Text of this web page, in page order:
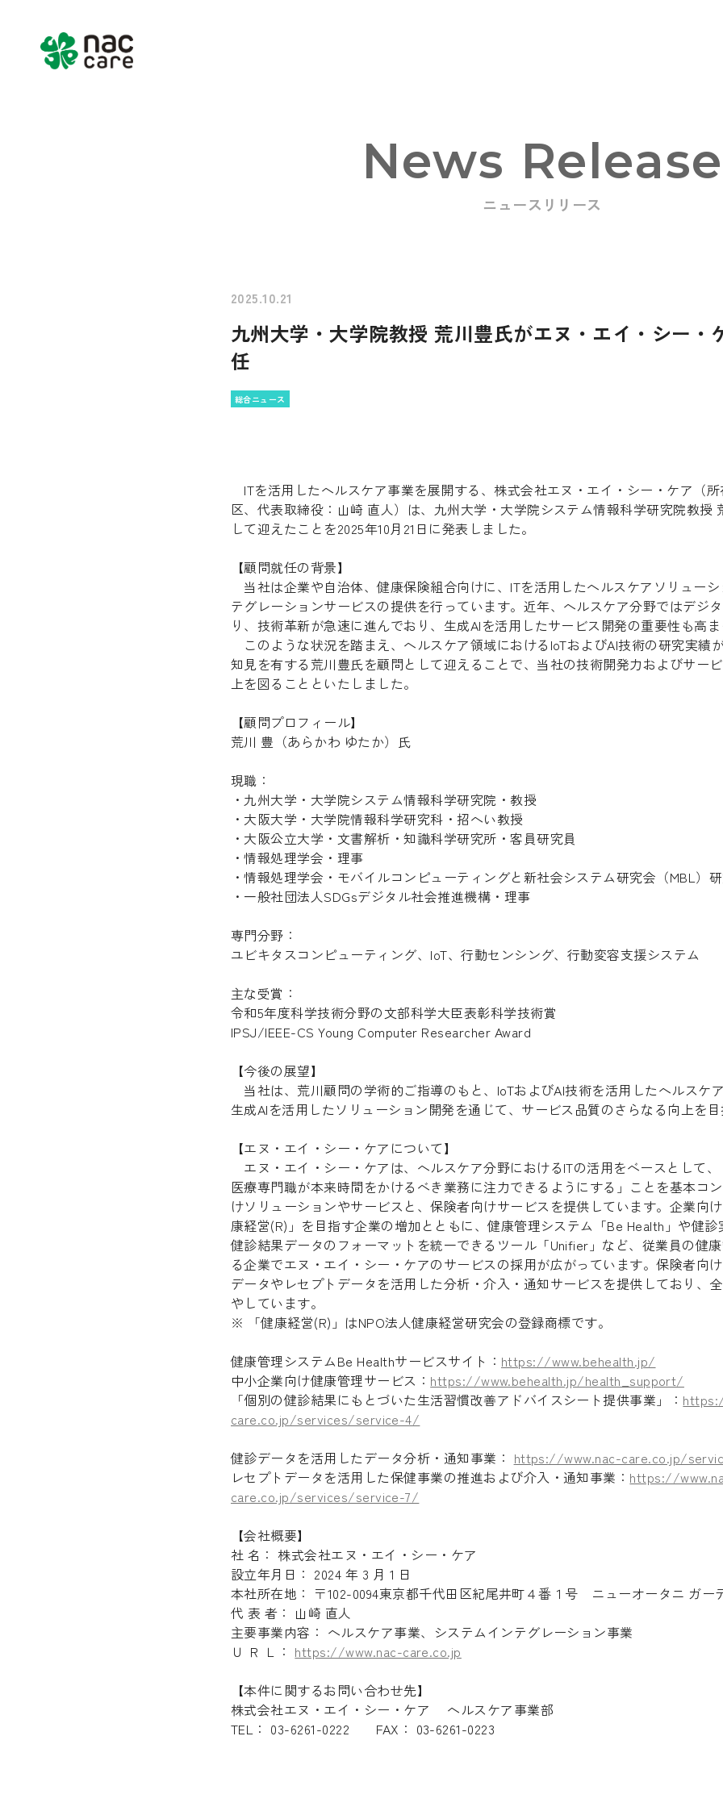
Recruit
News Release
ニュースリリース
2025.10.21
九州大学・大学院教授 荒川豊氏がエヌ・エイ・シー・
任
総合ニュース
ITを活用したヘルスケア事業を展開する、株式会社エヌ・エイ・シー・ケア（
区、代表取締役：山崎 直人）は、九州大学・大学院システム情報科学研究院教授
して迎えたことを2025年10月21日に発表しました。
【顧問就任の背景】
当社は企業や自治体、健康保険組合向けに、ITを活用したヘルスケアソリュー
テグレーションサービスの提供を行っています。近年、ヘルスケア分野ではデジ
り、技術革新が急速に進んでおり、生成AIを活用したサービス開発の重要性も高ま
このような状況を踏まえ、ヘルスケア領域におけるIoTおよびAI技術の研究実績
知見を有する荒川豊氏を顧問として迎えることで、当社の技術開発力およびサー
上を図ることといたしました。
【顧問プロフィール】
荒川 豊（あらかわ ゆたか）氏
現職：
・九州大学・大学院システム情報科学研究院・教授
・大阪大学・大学院情報科学研究科・招へい教授
・大阪公立大学・文書解析・知識科学研究所・客員研究員
・情報処理学会・理事
・情報処理学会・モバイルコンピューティングと新社会システム研究会（MBL）
・一般社団法人SDGsデジタル社会推進機構・理事
専門分野：
ユビキタスコンピューティング、IoT、行動センシング、行動変容支援システム
主な受賞：
令和5年度科学技術分野の文部科学大臣表彰科学技術賞
IPSJ/IEEE-CS Young Computer Researcher Award
【今後の展望】
当社は、荒川顧問の学術的ご指導のもと、IoTおよびAI技術を活用したヘルスケ
生成AIを活用したソリューション開発を通じて、サービス品質のさらなる向上を目
【エヌ・エイ・シー・ケアについて】
エヌ・エイ・シー・ケアは、ヘルスケア分野におけるITの活用をベースとして
医療専門職が本来時間をかけるべき業務に注力できるようにする」ことを基本コ
けソリューションやサービスと、保険者向けサービスを提供しています。企業向
康経営(R)」を目指す企業の増加とともに、健康管理システム「Be Health」や健診
健診結果データのフォーマットを統一できるツール「Unifier」など、従業員の健
る企業でエヌ・エイ・シー・ケアのサービスの採用が広がっています。保険者向
データやレセプトデータを活用した分析・介入・通知サービスを提供しており、
やしています。
※ 「健康経営(R)」はNPO法人健康経営研究会の登録商標です。
健康管理システムBe Healthサービスサイト： https://www.behealth.jp/
中小企業向け健康管理サービス： https://www.behealth.jp/health_support/
「個別の健診結果にもとづいた生活習慣改善アドバイスシート提供事業」：
care.co.jp/services/service-4/
健診データを活用したデータ分析・通知事業： https://www.nac-care.co.jp/
レセプトデータを活用した保健事業の推進および介入・通知事業： https://
care.co.jp/services/service-7/
【会社概要】
社 名： 株式会社エヌ・エイ・シー・ケア
設立年月日： 2024 年 3 月 1 日
本社所在地： 〒102-0094東京都千代田区紀尾井町４番１号 ニューオータニ ガー
代 表 者： 山崎 直人
主要事業内容： ヘルスケア事業、システムインテグレーション事業
Ｕ Ｒ Ｌ： https://www.nac-care.co.jp
【本件に関するお問い合わせ先】
株式会社エヌ・エイ・シー・ケア ヘルスケア事業部
TEL： 03-6261-0222 FAX： 03-6261-0223